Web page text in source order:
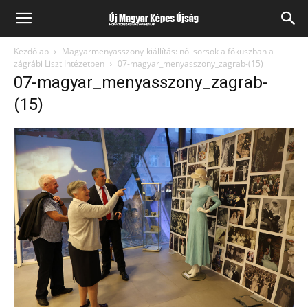
Kezdőlap
Magyarmenyasszony-kiállítás: női sorsok a fókuszban a
zágrábi Liszt Intézetben
07-magyar_menyasszony_zagrab-(15)
07-magyar_menyasszony_zagrab-
(15)